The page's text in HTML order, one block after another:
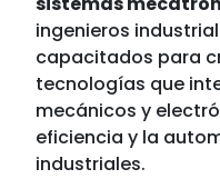
ingenieros
capacitados para
tecnologías que
mecánicos y
eficiencia y la
industriales.